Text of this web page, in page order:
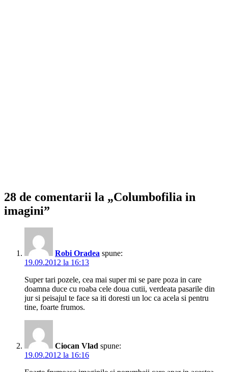
28 de comentarii la „Columbofilia in
imagini”
Robi Oradea spune:
19.09.2012 la 16:13
Super tari pozele, cea mai super mi se pare poza in care
doamna duce cu roaba cele doua cutii, verdeata pasarile din
jur si peisajul te face sa iti doresti un loc ca acela si pentru
tine, foarte frumos.
Ciocan Vlad spune:
19.09.2012 la 16:16